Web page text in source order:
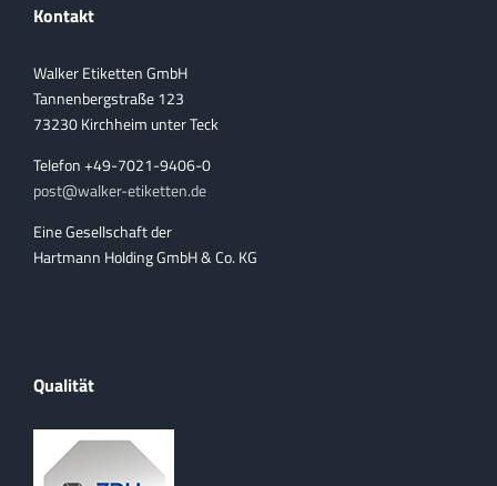
Kontakt
Walker Etiketten GmbH
Tannenbergstraße 123
73230 Kirchheim unter Teck
Telefon +49-7021-9406-0
post@walker-etiketten.de
Eine Gesellschaft der
Hartmann Holding GmbH & Co. KG
Qualität